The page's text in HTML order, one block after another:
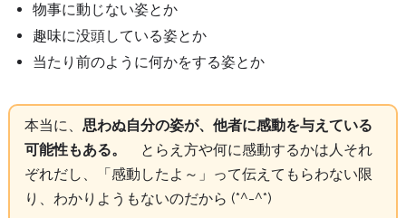
物事に動じない姿とか
趣味に没頭している姿とか
当たり前のように何かをする姿とか
本当に、 思わぬ自分の姿が、他者に感動を与えている
可能性もある。
とらえ方や何に感動するかは人それ
ぞれだし、「感動したよ～」って伝えてもらわない限
り、わかりようもないのだから (*^-^*)